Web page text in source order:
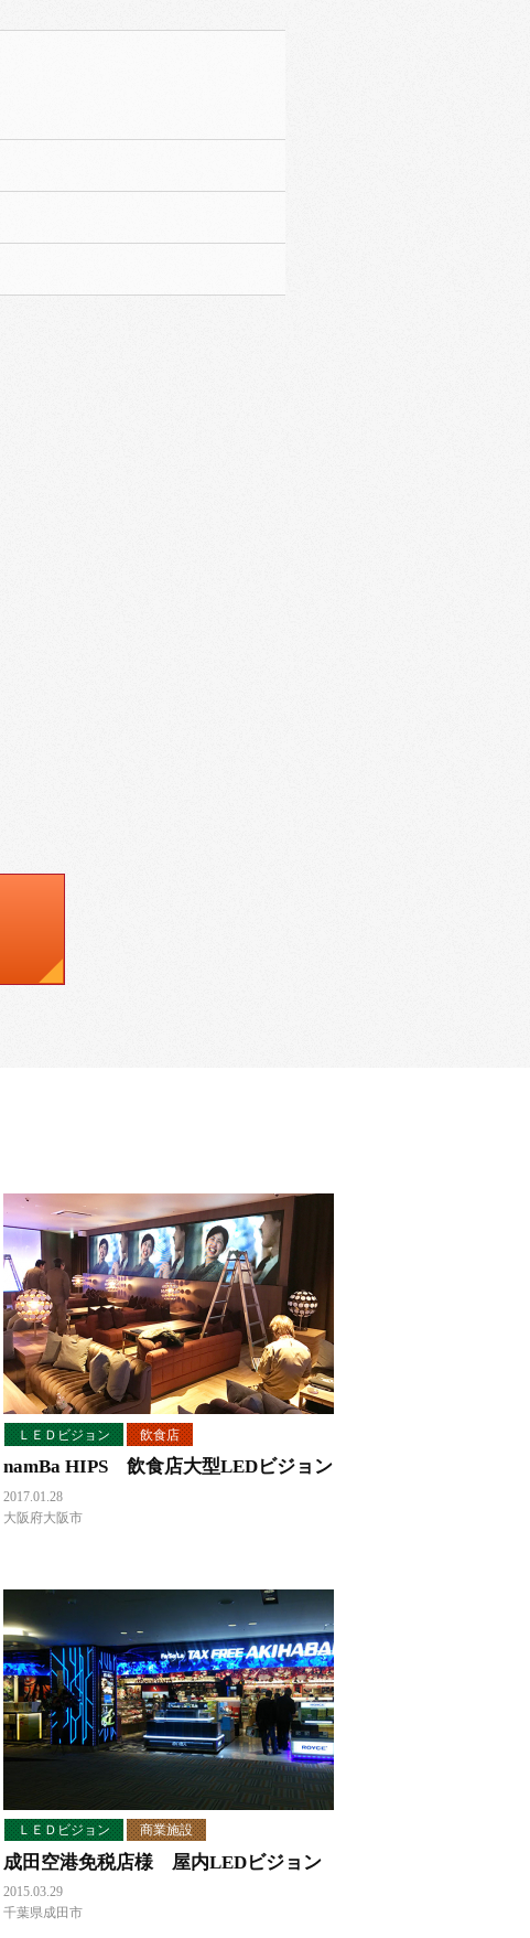
ＬＥＤビジョン 飲食店
namBa HIPS 飲食店大型LEDビジョン
2017.01.28
大阪府大阪市
ＬＥＤビジョン 商業施設
成田空港免税店様 屋内LEDビジョン
2015.03.29
千葉県成田市